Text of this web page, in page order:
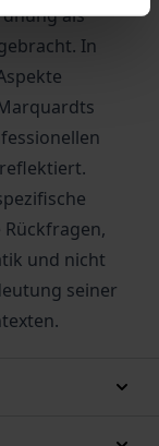
als
In
und nicht
seiner